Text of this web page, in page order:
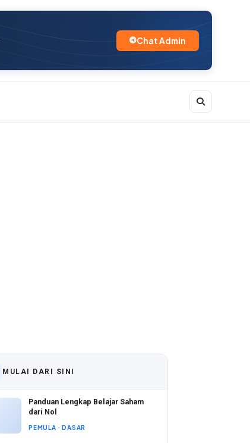
Chat Admin
MULAI DARI SINI
Panduan Lengkap Belajar Saham
dari Nol
PEMULA · DASAR